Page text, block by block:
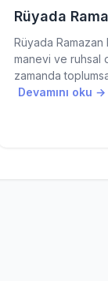
Rüyada
Rüyada
manevi ve ruhsal
zamanda
Devamını oku →